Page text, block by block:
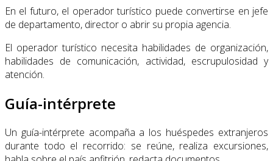
En el futuro, el operador turístico puede convertirse en jefe
de departamento, director o abrir su propia agencia.
El operador turístico necesita habilidades de organización,
habilidades de comunicación, actividad, escrupulosidad y
atención.
Guía-intérprete
Un guía-intérprete acompaña a los huéspedes extranjeros
durante todo el recorrido: se reúne, realiza excursiones,